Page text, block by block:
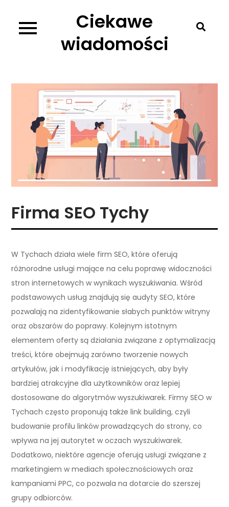
content
Ciekawe
wiadomości
Firma SEO Tychy
W Tychach działa wiele firm SEO, które oferują
różnorodne usługi mające na celu poprawę widoczności
stron internetowych w wynikach wyszukiwania. Wśród
podstawowych usług znajdują się audyty SEO, które
pozwalają na zidentyfikowanie słabych punktów witryny
oraz obszarów do poprawy. Kolejnym istotnym
elementem oferty są działania związane z optymalizacją
treści, które obejmują zarówno tworzenie nowych
artykułów, jak i modyfikację istniejących, aby były
bardziej atrakcyjne dla użytkowników oraz lepiej
dostosowane do algorytmów wyszukiwarek. Firmy SEO w
Tychach często proponują także link building, czyli
budowanie profilu linków prowadzących do strony, co
wpływa na jej autorytet w oczach wyszukiwarek.
Dodatkowo, niektóre agencje oferują usługi związane z
marketingiem w mediach społecznościowych oraz
kampaniami PPC, co pozwala na dotarcie do szerszej
grupy odbiorców.